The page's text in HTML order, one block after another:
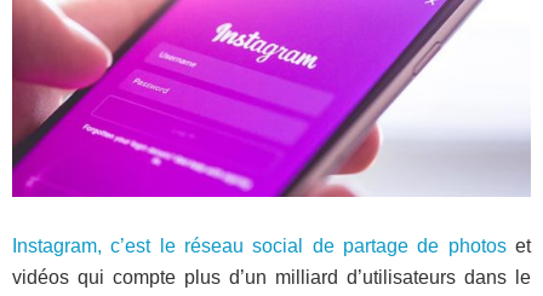
Instagram, c’est le réseau social de partage de photoset
vidéos qui compte plus d’un milliard d’utilisateurs dans le